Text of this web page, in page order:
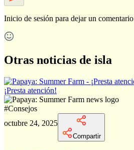
Inicio de sesión para dejar un comentario
Otras noticias de isla
¡Presta atención!
#Consejos
octubre 24, 2025
Compartir